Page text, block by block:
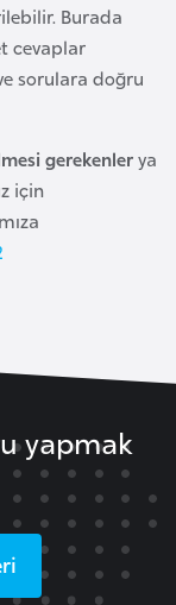
Burada
cevaplar
sorulara doğru
gerekenlerya
için
yapmak